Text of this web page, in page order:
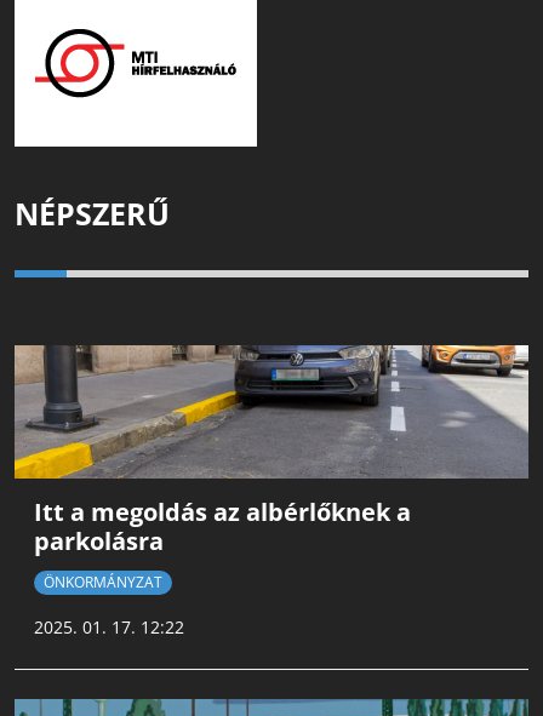
NÉPSZERŰ
Itt a megoldás az albérlőknek a
parkolásra
ÖNKORMÁNYZAT
2025. 01. 17. 12:22